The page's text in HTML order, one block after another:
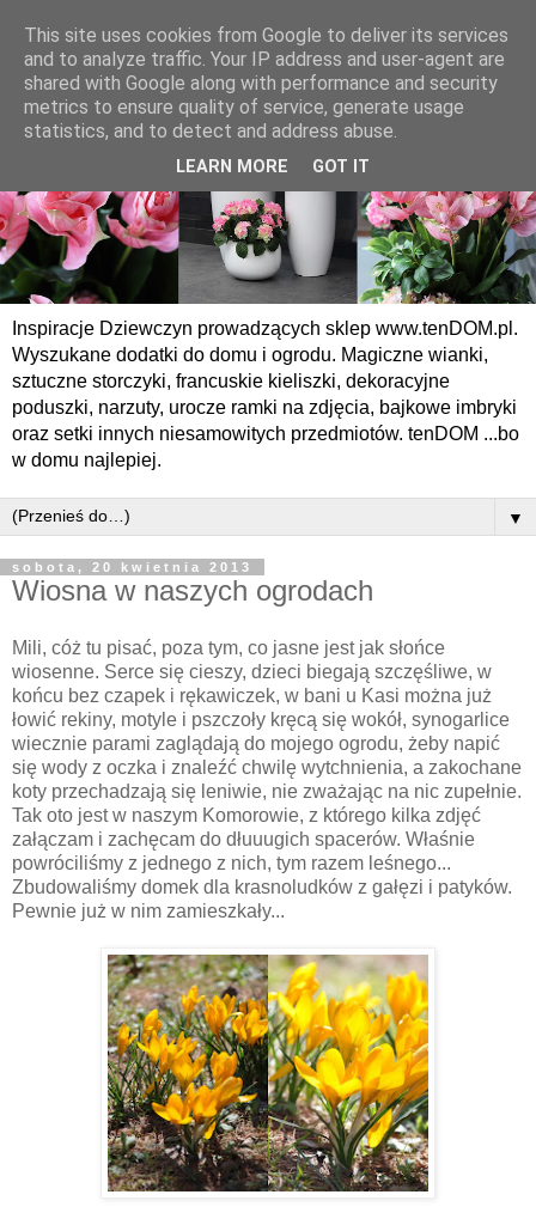
Inspiracje Dziewczyn prowadzących sklep www.tenDOM.pl.
Wyszukane dodatki do domu i ogrodu. Magiczne wianki,
sztuczne storczyki, francuskie kieliszki, dekoracyjne
poduszki, narzuty, urocze ramki na zdjęcia, bajkowe imbryki
oraz setki innych niesamowitych przedmiotów. tenDOM ...bo
w domu najlepiej.
▼
sobota, 20 kwietnia 2013
Wiosna w naszych ogrodach
Mili, cóż tu pisać, poza tym, co jasne jest jak słońce
wiosenne. Serce się cieszy, dzieci biegają szczęśliwe, w
końcu bez czapek i rękawiczek, w bani u Kasi można już
łowić rekiny, motyle i pszczoły kręcą się wokół, synogarlice
wiecznie parami zaglądają do mojego ogrodu, żeby napić
się wody z oczka i znaleźć chwilę wytchnienia, a zakochane
koty przechadzają się leniwie, nie zważając na nic zupełnie.
Tak oto jest w naszym Komorowie, z którego kilka zdjęć
załączam i zachęcam do dłuuugich spacerów. Właśnie
powróciliśmy z jednego z nich, tym razem leśnego...
Zbudowaliśmy domek dla krasnoludków z gałęzi i patyków.
Pewnie już w nim zamieszkały...
This site uses cookies from Google to deliver its services
and to analyze traffic. Your IP address and user-agent are
shared with Google along with performance and security
metrics to ensure quality of service, generate usage
statistics, and to detect and address abuse.
LEARN MORE GOT IT